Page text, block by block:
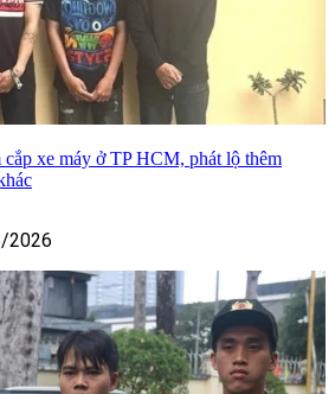
xe máy ở TP HCM, phát lộ thêm
2026